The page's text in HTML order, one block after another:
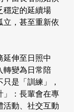
穩定的延續場
立，甚至重新依
延伸至日照中
轉變為日常陪
是「訓練」，
」：長輩會在專
活動、社交互動